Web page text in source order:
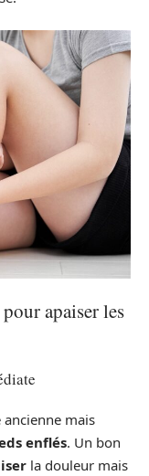
apaiser les
mais
enflés. Un bon
la douleur mais